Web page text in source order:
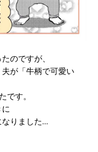
のですが、
が「牛柄で可愛い
です。
なりました…